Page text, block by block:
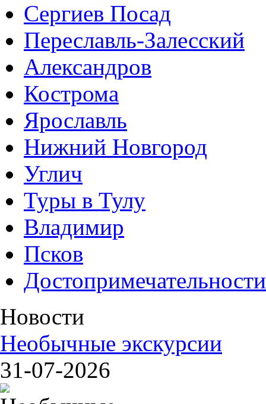
Сергиев Посад
Переславль-Залесский
Александров
Кострома
Ярославль
Нижний Новгород
Углич
Туры в Тулу
Владимир
Псков
Достопримечательности
Новости
Необычные экскурсии
31-07-2026